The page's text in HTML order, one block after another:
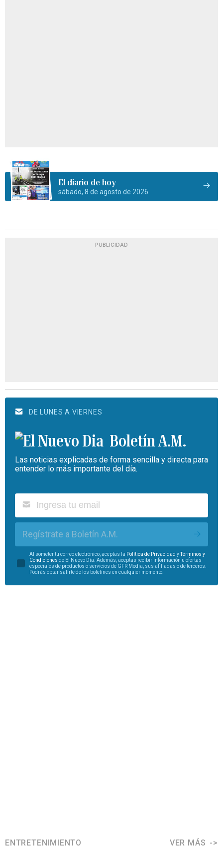
El diario de hoy
sábado, 8 de agosto de 2026
PUBLICIDAD
DE LUNES A VIERNES
Boletín A.M.
Las noticias explicadas de forma sencilla y directa para
entender lo más importante del día.
Regístrate a Boletín A.M.
Al someter tu correo electrónico, aceptas la Política de Privacidad yTérminos y
Condiciones de El Nuevo Día. Además, aceptas recibir información u ofertas
especiales de productos o servicios de GFR Media, sus afiliadas o de terceros.
Podrás optar salirte de los boletines en cualquier momento.
ENTRETENIMIENTO VER MÁS